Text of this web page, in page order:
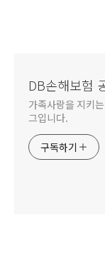
DB손해보험
가족사랑을 지키
그입니다.
구독하기